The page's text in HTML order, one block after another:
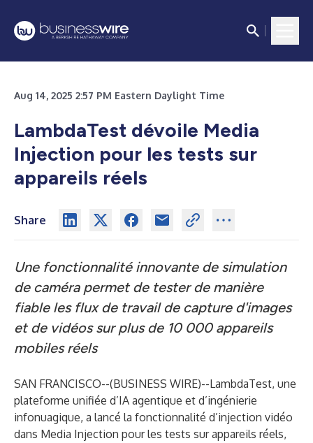
Aug 14, 2025 2:57 PM Eastern Daylight Time
LambdaTest dévoile Media
Injection pour les tests sur
appareils réels
Share
Une fonctionnalité innovante de simulation
de caméra permet de tester de manière
fiable les flux de travail de capture d'images
et de vidéos sur plus de 10 000 appareils
mobiles réels
SAN FRANCISCO--(BUSINESS WIRE)--LambdaTest, une
plateforme unifiée d’IA agentique et d’ingénierie
infonuagique, a lancé la fonctionnalité d’injection vidéo
dans Media Injection pour les tests sur appareils réels,